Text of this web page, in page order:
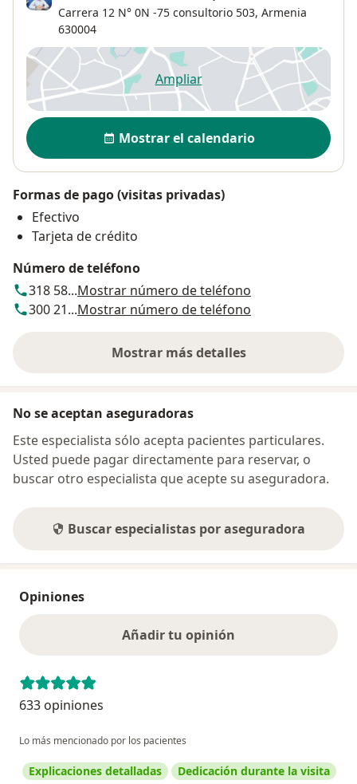
Carrera 12 N° 0N -75 consultorio 503, Armenia
630004
Ampliarse abre en una nueva
Disponibilidad
Mostrar el calendario
Formas de pago (visitas privadas)
Efectivo
Tarjeta de crédito
Número de teléfono
318 58...Mostrar número de teléfono
300 21...Mostrar número de teléfono
Mostrar más detalles
sobre la dirección
No se aceptan aseguradoras
Este especialista sólo acepta pacientes particulares.
Usted puede pagar directamente para reservar, o
buscar otro especialista que acepte su aseguradora.
Buscar especialistas por aseguradora
Opiniones
Añadir tu opinión
633 opiniones
Lo más mencionado por los pacientes
Explicaciones detalladas
Dedicación durante la visita